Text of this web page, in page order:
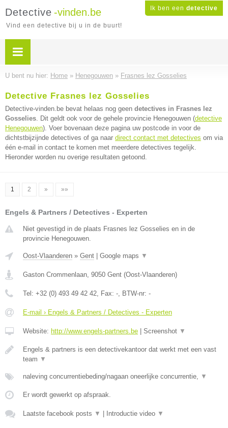
Ik ben een detective
Detective -vinden.be
Vind een detective bij u in de buurt!
U bent nu hier: Home » Henegouwen » Frasnes lez Gosselies
Detective Frasnes lez Gosselies
Detective-vinden.be bevat helaas nog geen detectives in Frasnes lez
Gosselies. Dit geldt ook voor de gehele provincie Henegouwen (detective
Henegouwen). Voer bovenaan deze pagina uw postcode in voor de
dichtstbijzijnde detectives of ga naar direct contact met detectives om via
één e-mail in contact te komen met meerdere detectives tegelijk.
Hieronder worden nu overige resultaten getoond.
1 2 » »»
Engels & Partners / Detectives - Experten
Niet gevestigd in de plaats Frasnes lez Gosselies en in de
provincie Henegouwen.
Oost-Vlaanderen » Gent Google maps ▼
Gaston Crommenlaan, 9050 Gent (Oost-Vlaanderen)
Tel: +32 (0) 493 49 42 42, Fax: -, BTW-nr: -
E-mail › Engels & Partners / Detectives - Experten
Website: http://www.engels-partners.be Screenshot ▼
Engels & partners is een detectivekantoor dat werkt met een vast
team ▼
naleving concurrentiebeding/nagaan oneerlijke concurrentie, ▼
Er wordt gewerkt op afspraak.
Laatste facebook posts ▼ Introductie video ▼